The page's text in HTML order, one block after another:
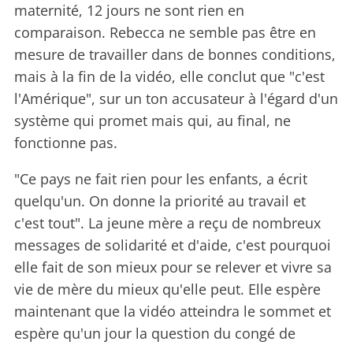
maternité, 12 jours ne sont rien en
comparaison. Rebecca ne semble pas être en
mesure de travailler dans de bonnes conditions,
mais à la fin de la vidéo, elle conclut que "c'est
l'Amérique", sur un ton accusateur à l'égard d'un
système qui promet mais qui, au final, ne
fonctionne pas.
"Ce pays ne fait rien pour les enfants, a écrit
quelqu'un. On donne la priorité au travail et
c'est tout". La jeune mère a reçu de nombreux
messages de solidarité et d'aide, c'est pourquoi
elle fait de son mieux pour se relever et vivre sa
vie de mère du mieux qu'elle peut. Elle espère
maintenant que la vidéo atteindra le sommet et
espère qu'un jour la question du congé de